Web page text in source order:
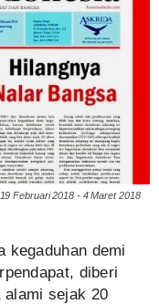
Februari 2018 - 4 Maret 2018
kegaduhan demi
diberi
alami sejak 20